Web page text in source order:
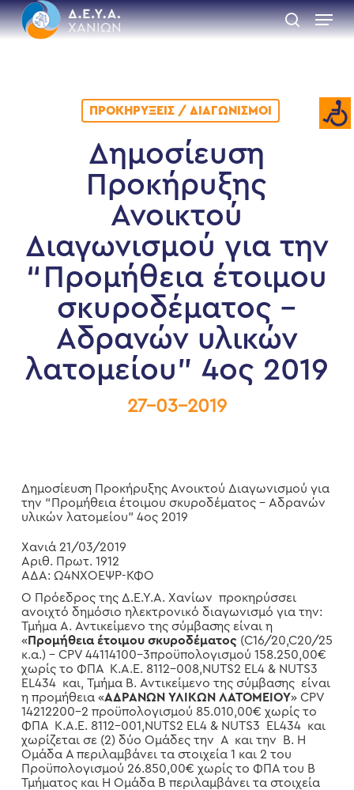
Skip
to
main
search
Menu
ΠΡΟΚΗΡΎΞΕΙΣ / ΔΙΑΓΩΝΙΣΜΟΊ
Δημοσίευση
Προκήρυξης
Ανοικτού
Διαγωνισμού για την
“Προμήθεια έτοιμου
σκυροδέματος –
Αδρανών υλικών
λατομείου” 4ος 2019
27-03-2019
Δημοσίευση Προκήρυξης Ανοικτού Διαγωνισμού για
την “Προμήθεια έτοιμου σκυροδέματος – Αδρανών
υλικών λατομείου” 4ος 2019
Χανιά 21/03/2019
Αριθ. Πρωτ. 1912
ΑΔΑ: Ω4ΝΧΟΕΨΡ-ΚΦΟ
Ο Πρόεδρος της Δ.Ε.Υ.Α. Χανίων προκηρύσσει
ανοιχτό δημόσιο ηλεκτρονικό διαγωνισμό για την:
Τμήμα Α. Αντικείμενο της σύμβασης είναι η
«Προμήθεια έτοιμου σκυροδέματος (C16/20,C20/25
κ.α.) – CPV44114100-3προϋπολογισμού 158.250,00€
χωρίς το ΦΠΑ Κ.Α.Ε. 8112-008,NUTS2 EL 4 & NUTS3
EL 434 και, Τμήμα Β. Αντικείμενο της σύμβασης είναι
η προμήθεια «ΑΔΡΑΝΩΝ ΥΛΙΚΩΝ ΛΑΤΟΜΕΙΟΥ» CPV
14212200-2 προϋπολογισμού 85.010,00€ χωρίς το
ΦΠΑ Κ.Α.Ε. 8112-001,NUTS2 EL 4 & NUTS3 EL 434 και
χωρίζεται σε (2) δύο Ομάδες την Α και την Β. Η
Ομάδα Α περιλαμβάνει τα στοιχεία 1 και 2 του
Προϋπολογισμού 26.850,00€ χωρίς το ΦΠΑ του Β
Τμήματος και Η Ομάδα Β περιλαμβάνει τα στοιχεία